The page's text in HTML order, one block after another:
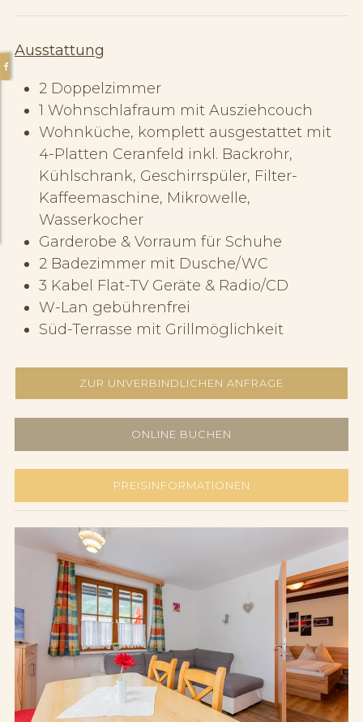
Ausstattung
2 Doppelzimmer
1 Wohnschlafraum mit Ausziehcouch
Wohnküche, komplett ausgestattet mit
4-Platten Ceranfeld inkl. Backrohr,
Kühlschrank, Geschirrspüler, Filter-
Kaffeemaschine, Mikrowelle,
Wasserkocher
Garderobe & Vorraum für Schuhe
2 Badezimmer mit Dusche/WC
3 Kabel Flat-TV Geräte & Radio/CD
W-Lan gebührenfrei
Süd-Terrasse mit Grillmöglichkeit
ZUR UNVERBINDLICHEN ANFRAGE
ONLINE BUCHEN
PREISINFORMATIONEN